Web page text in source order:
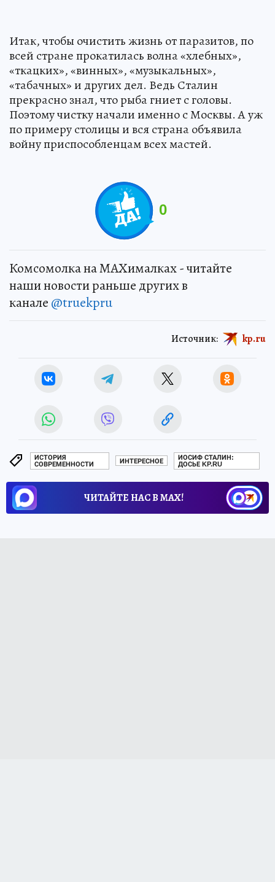
Итак, чтобы очистить жизнь от паразитов, по
всей стране прокатилась волна «хлебных»,
«ткацких», «винных», «музыкальных»,
«табачных» и других дел. Ведь Сталин
прекрасно знал, что рыба гниет с головы.
Поэтому чистку начали именно с Москвы. А уж
по примеру столицы и вся страна объявила
войну приспособленцам всех мастей.
0
Комсомолка на MAXималках - читайте
наши новости раньше других в
канале @truekpru
Источник: kp.ru
ИСТОРИЯ
СОВРЕМЕННОСТИ
ИНТЕРЕСНОЕ
ИОСИФ СТАЛИН:
ДОСЬЕ KP.RU
ЧИТАЙТЕ НАС В МАХ!